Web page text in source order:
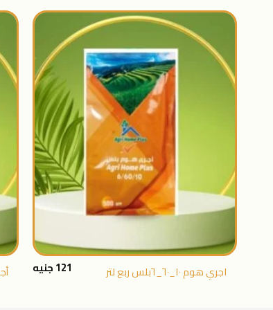
اضافة
الى
المنتجات
المفضلة
+
اجري هوم ١٠_٦٠_٦بلس ربع لتر 121جنيه